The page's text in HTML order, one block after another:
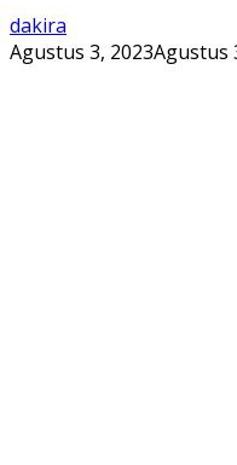
dakira
Agustus 3, 2023Agustus